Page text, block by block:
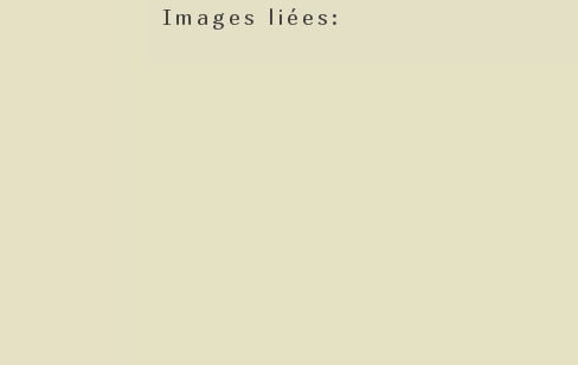
Images liées: